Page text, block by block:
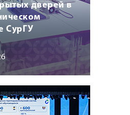
дверей в
СурГУ